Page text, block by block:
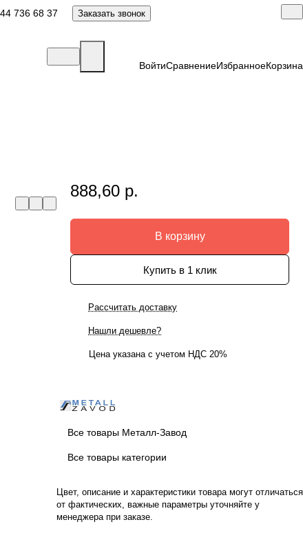
736 68 37 Заказать звонок
ВойтиСравнениеИзбранноеКорзина
888,60 р.
В корзину
Купить в 1 клик
Рассчитать доставку
Нашли дешевле?
Цена указана с учетом НДС 20%
Все товары Металл-Завод
Все товары категории
Цвет, описание и характеристики товара могут отличаться
от фактических, важные параметры уточняйте у
менеджера при заказе.